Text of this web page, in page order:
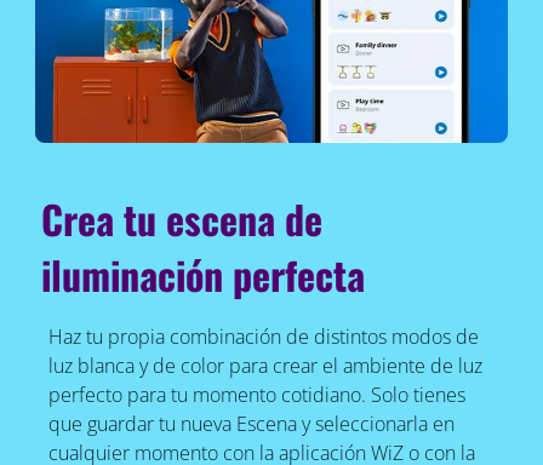
Crea tu escena de
iluminación perfecta
Haz tu propia combinación de distintos modos de
luz blanca y de color para crear el ambiente de luz
perfecto para tu momento cotidiano. Solo tienes
que guardar tu nueva Escena y seleccionarla en
cualquier momento con la aplicación WiZ o con la